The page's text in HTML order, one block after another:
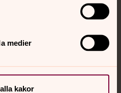
medier
kakor
nätter.